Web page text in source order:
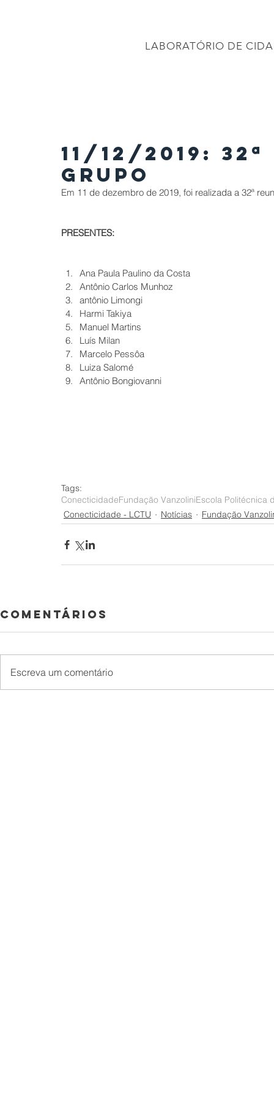
LABORATÓRIO DE
11/12/2019:
Grupo
Em 11 de dezembro de 2019, foi realizada a 32ª
PRESENTES:
Ana Paula Paulino da Costa
Antônio Carlos Munhoz
antônio Limongi
Harmi Takiya
Manuel Martins
Luís Milan
Marcelo Pessôa
Luiza Salomé
Antônio Bongiovanni
Tags:
ConecticidadeFundação VanzoliniEscola Politécnica
Conecticidade - LCTU
Notícias Fundação
Comentários
Escreva um comentário